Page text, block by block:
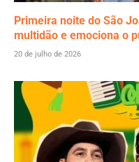
Primeira noite do São
multidão e emociona o
20 de julho de 2026